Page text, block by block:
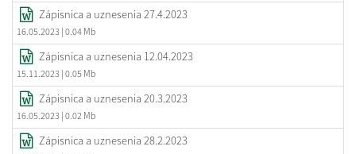
Zápisnica a uznesenia 27.4.2023
16.05.2023 | 0.04 Mb
Zápisnica a uznesenia 12.04.2023
15.11.2023 | 0.05 Mb
Zápisnica a uznesenia 20.3.2023
16.05.2023 | 0.02 Mb
Zápisnica a uznesenia 28.2.2023